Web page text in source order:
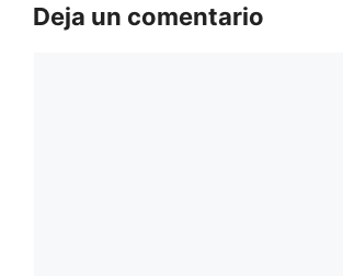
Deja un comentario